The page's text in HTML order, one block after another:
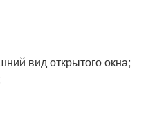
вид открытого окна;